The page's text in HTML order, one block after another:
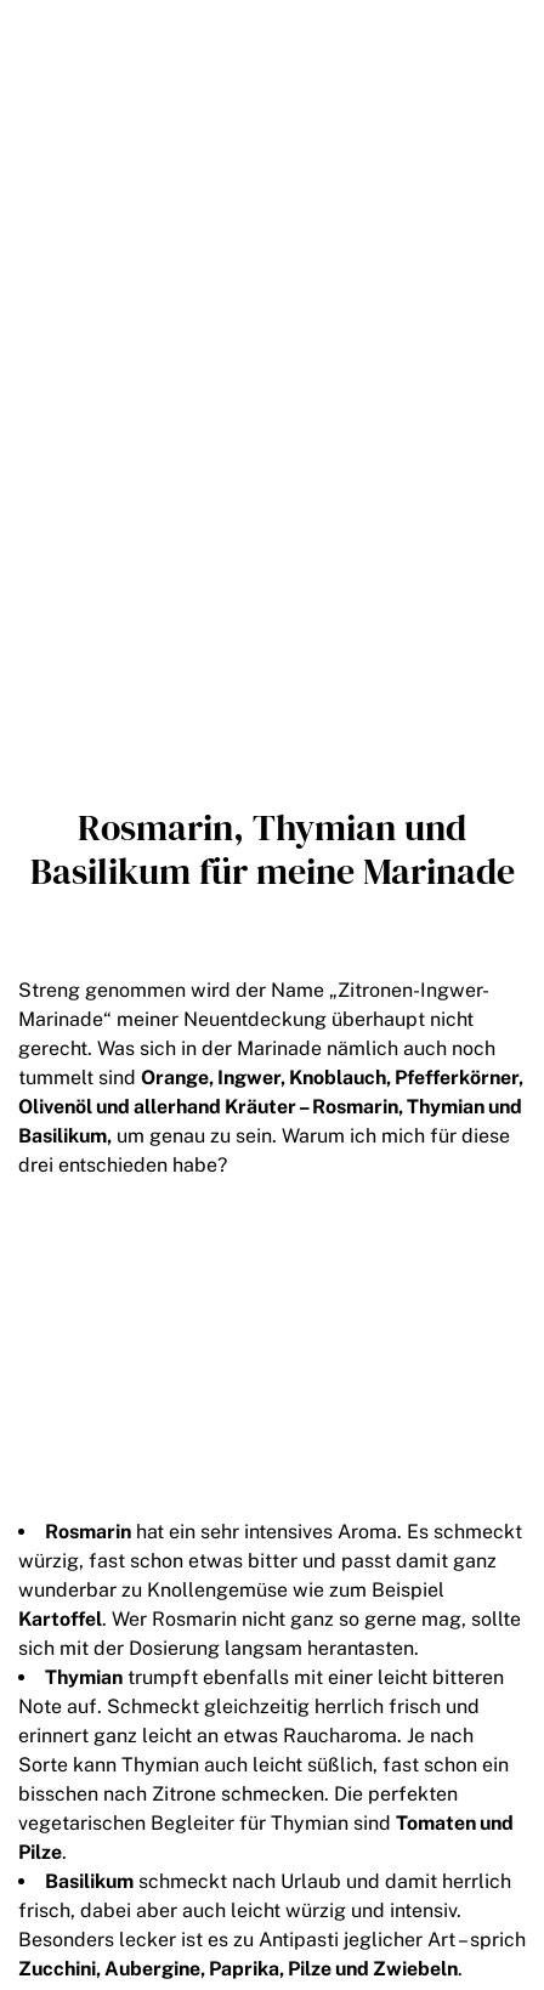
Rosmarin, Thymian und
Basilikum für meine Marinade
Streng genommen wird der Name „Zitronen-Ingwer-
Marinade“ meiner Neuentdeckung überhaupt nicht
gerecht. Was sich in der Marinade nämlich auch noch
tummelt sind Orange, Ingwer, Knoblauch, Pfefferkörner,
Olivenöl und allerhand Kräuter – Rosmarin, Thymian und
Basilikum, um genau zu sein. Warum ich mich für diese
drei entschieden habe?
Rosmarin hat ein sehr intensives Aroma. Es schmeckt
würzig, fast schon etwas bitter und passt damit ganz
wunderbar zu Knollengemüse wie zum Beispiel
Kartoffel. Wer Rosmarin nicht ganz so gerne mag, sollte
sich mit der Dosierung langsam herantasten.
Thymian trumpft ebenfalls mit einer leicht bitteren
Note auf. Schmeckt gleichzeitig herrlich frisch und
erinnert ganz leicht an etwas Raucharoma. Je nach
Sorte kann Thymian auch leicht süßlich, fast schon ein
bisschen nach Zitrone schmecken. Die perfekten
vegetarischen Begleiter für Thymian sind Tomaten und
Pilze.
Basilikum schmeckt nach Urlaub und damit herrlich
frisch, dabei aber auch leicht würzig und intensiv.
Besonders lecker ist es zu Antipasti jeglicher Art – sprich
Zucchini, Aubergine, Paprika, Pilze und Zwiebeln.